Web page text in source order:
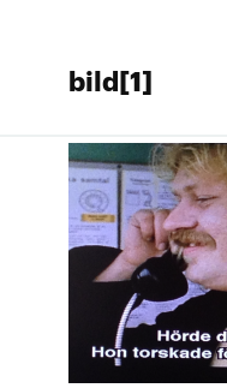
bild[1]